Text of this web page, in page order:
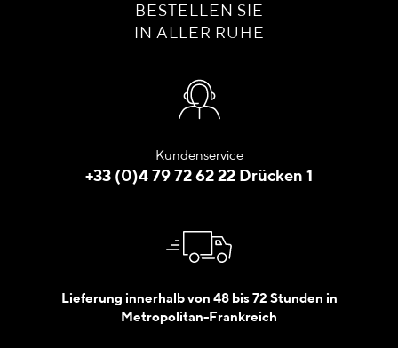
BESTELLEN SIE
IN ALLER RUHE
Kundenservice
+33 (0)4 79 72 62 22 Drücken 1
Lieferung innerhalb von 48 bis 72 Stunden in
Metropolitan-Frankreich